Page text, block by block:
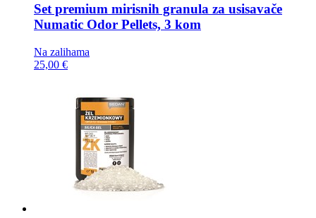
Set premium mirisnih granula za usisavače
Numatic Odor Pellets, 3 kom
Na zalihama
25,00 €